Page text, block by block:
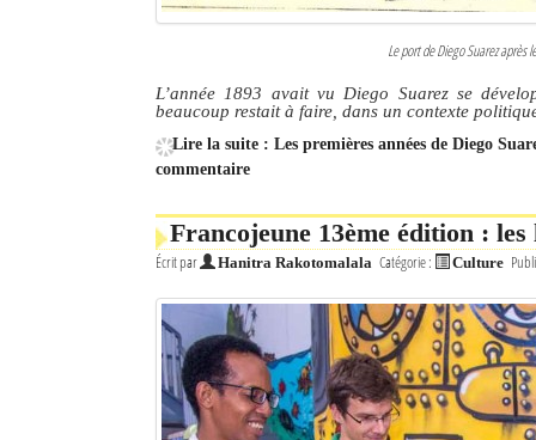
Le port de Diego Suarez après
L’année 1893 avait vu Diego Suarez se
beaucoup restait à faire, dans un contexte
Lire la suite : Les premières années de Diego
commentaire
Francojeune 13ème édition : les
Écrit par Hanitra Rakotomalala Catégorie : Culture